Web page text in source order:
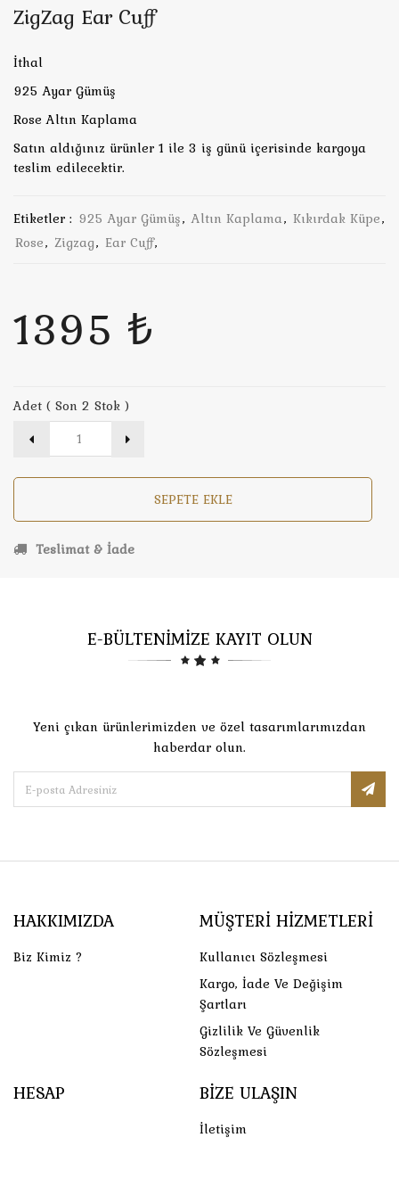
ZigZag Ear Cuff
İthal
925 Ayar Gümüş
Rose Altın Kaplama
Satın aldığınız ürünler 1 ile 3 iş günü içerisinde kargoya
teslim edilecektir.
Etiketler : 925 Ayar Gümüş, Altın Kaplama, Kıkırdak Küpe,
Rose, Zigzag, Ear Cuff,
1395 ₺
Adet ( Son 2 Stok )
SEPETE EKLE
Teslimat & İade
E-BÜLTENİMİZE KAYIT OLUN
Yeni çıkan ürünlerimizden ve özel tasarımlarımızdan
haberdar olun.
HAKKIMIZDA
Biz Kimiz ?
MÜŞTERI HIZMETLERI
Kullanıcı Sözleşmesi
Kargo, İade Ve Değişim
Şartları
Gizlilik Ve Güvenlik
Sözleşmesi
HESAP BIZE ULAŞIN
İletişim